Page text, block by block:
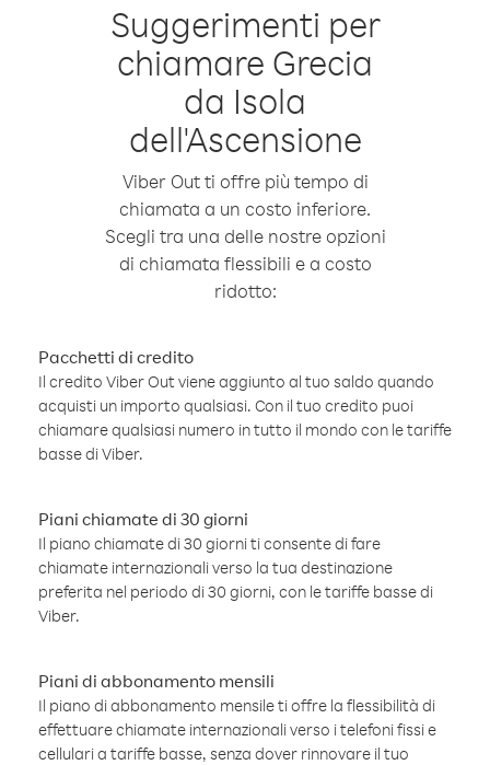
Suggerimenti per
chiamare Grecia
da Isola
dell'Ascensione
Viber Out ti offre più tempo di
chiamata a un costo inferiore.
Scegli tra una delle nostre opzioni
di chiamata flessibili e a costo
ridotto:
Pacchetti di credito
Il credito Viber Out viene aggiunto al tuo saldo quando
acquisti un importo qualsiasi. Con il tuo credito puoi
chiamare qualsiasi numero in tutto il mondo con le tariffe
basse di Viber.
Piani chiamate di 30 giorni
Il piano chiamate di 30 giorni ti consente di fare
chiamate internazionali verso la tua destinazione
preferita nel periodo di 30 giorni, con le tariffe basse di
Viber.
Piani di abbonamento mensili
Il piano di abbonamento mensile ti offre la flessibilità di
effettuare chiamate internazionali verso i telefoni fissi e
cellulari a tariffe basse, senza dover rinnovare il tuo